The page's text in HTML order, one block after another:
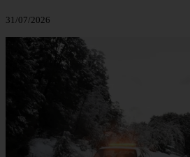
31/07/2026